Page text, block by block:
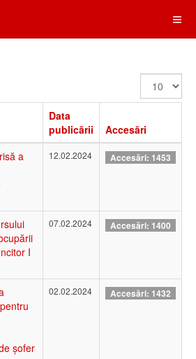
Afișare
#
Data
publicării
Accesări
a
12.02.2024 Accesări: 1453
I
07.02.2024 Accesări: 1400
șofer
02.02.2024 Accesări: 1432